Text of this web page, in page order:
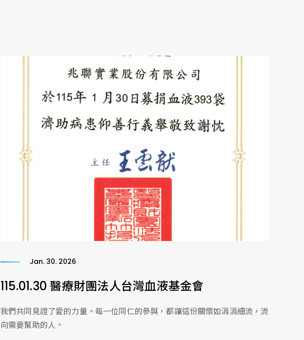
Jan. 30. 2026
115.01.30 醫療財團法人台灣血液基金會
我們共同見證了愛的力量。每一位同仁的參與，都讓這份關懷如涓涓細流，流
向需要幫助的人。